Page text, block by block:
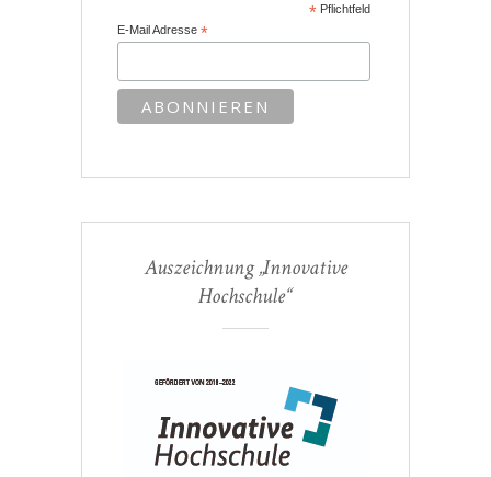
* Pflichtfeld
E-Mail Adresse*
Auszeichnung „Innovative
Hochschule“